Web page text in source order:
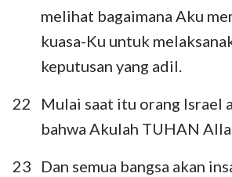
melihat bagaimana Aku
kuasa-Ku untuk
keputusan yang adil.
22
Mulai saat itu orang Israel
bahwa Akulah TUHAN
23
Dan semua bangsa akan